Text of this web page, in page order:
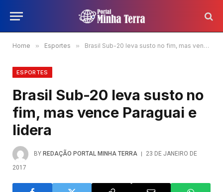
Home » Esportes » Brasil Sub-20 leva susto no fim, mas vence Paraguai e lidera
ESPORTES
Brasil Sub-20 leva susto no
fim, mas vence Paraguai e
lidera
BY REDAÇÃO PORTAL MINHA TERRA
23 DE JANEIRO DE
2017